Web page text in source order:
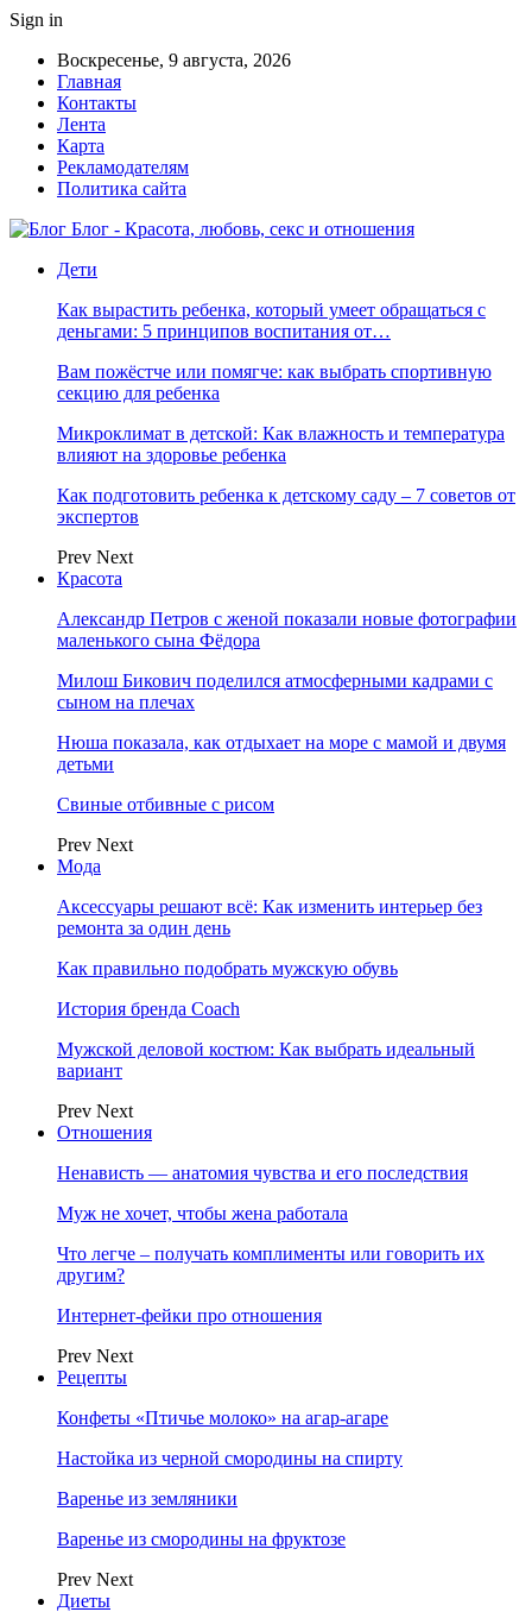
Sign in
Воскресенье, 9 августа, 2026
Главная
Контакты
Лента
Карта
Рекламодателям
Политика сайта
Блог - Красота, любовь, секс и отношения
Дети
Как вырастить ребенка, который умеет обращаться с
деньгами: 5 принципов воспитания от…
Вам пожёстче или помягче: как выбрать спортивную
секцию для ребенка
Микроклимат в детской: Как влажность и температура
влияют на здоровье ребенка
Как подготовить ребенка к детскому саду – 7 советов от
экспертов
Prev Next
Красота
Александр Петров с женой показали новые фотографии
маленького сына Фёдора
Милош Бикович поделился атмосферными кадрами с
сыном на плечах
Нюша показала, как отдыхает на море с мамой и двумя
детьми
Свиные отбивные с рисом
Prev Next
Мода
Аксессуары решают всё: Как изменить интерьер без
ремонта за один день
Как правильно подобрать мужскую обувь
История бренда Coach
Мужской деловой костюм: Как выбрать идеальный
вариант
Prev Next
Отношения
Ненависть — анатомия чувства и его последствия
Муж не хочет, чтобы жена работала
Что легче – получать комплименты или говорить их
другим?
Интернет-фейки про отношения
Prev Next
Рецепты
Конфеты «Птичье молоко» на агар-агаре
Настойка из черной смородины на спирту
Варенье из земляники
Варенье из смородины на фруктозе
Prev Next
Диеты